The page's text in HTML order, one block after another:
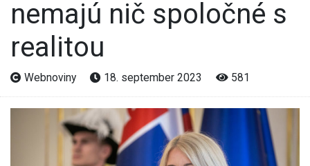
nemajú nič spoločné s
realitou
Webnoviny 18. september 2023 581